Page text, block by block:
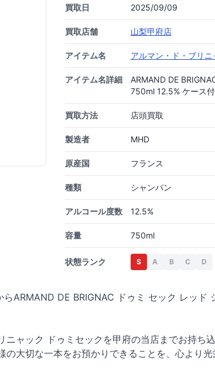
買取日 2025/09/09
買取店舗 山梨甲府店
アイテム名 アルマン・ド・ブリ
アイテム名詳細
ARMAND DE
750ml 12.5% ケース付
買取方法 店頭買取
製造者 MHD
原産国 フランス
種類 シャンパン
アルコール度数 12.5%
容量 750ml
状態ランク S A B C D
ARMAND DE BRIGNAC ドゥミ セック レッド
ャック ドゥミセックを甲府の当店までお持ち
大切な一本をお預かりできることを、心より光